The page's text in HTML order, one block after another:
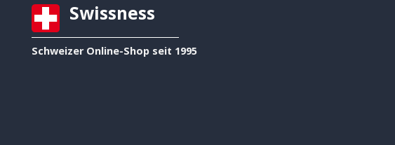
Swissness
Schweizer Online-Shop seit 1995